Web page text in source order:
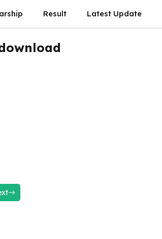
Result Latest Update